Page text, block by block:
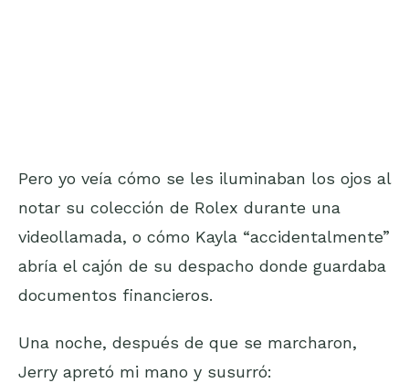
Pero yo veía cómo se les iluminaban los ojos al
notar su colección de Rolex durante una
videollamada, o cómo Kayla “accidentalmente”
abría el cajón de su despacho donde guardaba
documentos financieros.
Una noche, después de que se marcharon,
Jerry apretó mi mano y susurró: